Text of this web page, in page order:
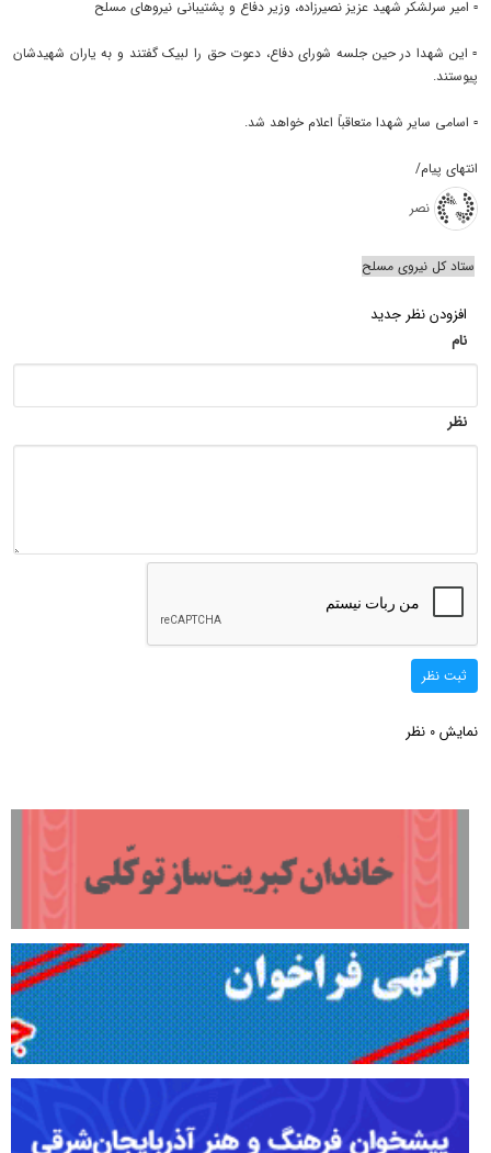
▫️ امیر سرلشکر شهید عزیز نصیرزاده، وزیر دفاع و پشتیبانی نیروهای مسلح
▫️ این شهدا در حین جلسه شورای دفاع، دعوت حق را لبیک گفتند و به یاران شهیدشان
پیوستند.
▫️ اسامی سایر شهدا متعاقباً اعلام خواهد شد.
انتهای پیام/
نصر
ستاد کل نیروی مسلح
افزودن نظر جدید
نام
نظر
ثبت نظر
نمایش 0 نظر